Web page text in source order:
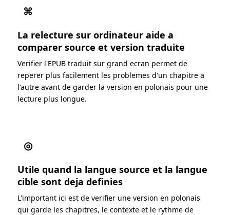
⌘
La relecture sur ordinateur aide a
comparer source et version traduite
Verifier l'EPUB traduit sur grand ecran permet de
reperer plus facilement les problemes d'un chapitre a
l'autre avant de garder la version en polonais pour une
lecture plus longue.
◎
Utile quand la langue source et la langue
cible sont deja definies
L'important ici est de verifier une version en polonais
qui garde les chapitres, le contexte et le rythme de